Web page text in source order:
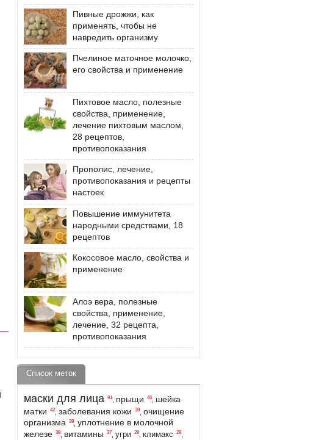
Пивные дрожжи, как
применять, чтобы не
навредить организму
Пчелиное маточное молочко,
его свойства и применение
Пихтовое масло, полезные
свойства, применение,
лечение пихтовым маслом,
28 рецептов,
противопоказания
Прополис, лечение,
противопоказания и рецепты
настоек
Повышение иммунитета
народными средствами, 18
рецептов
Кокосовое масло, свойства и
применение
Алоэ вера, полезные
свойства, применение,
лечение, 32 рецепта,
противопоказания
Список меток
маски для лица 91 прыщи 46
шейка
матки
42 заболевания кожи 39
очищение
организма
39
уплотнение в молочной
железе 38 витамины 37 угри 28 климакс 28